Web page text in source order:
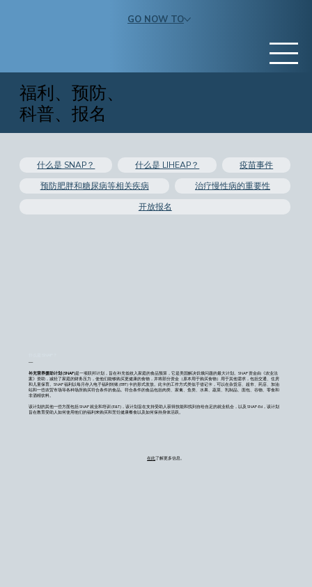
GO NOW TO
福利、预防、
科普、报名
什么是 SNAP？ 什么是 LIHEAP？
疫苗事件
预防肥胖和糖尿病等相关疾病
治疗慢性病的重要性
开放报名
—
补充营养援助计划 (SNAP)是一项联邦计划，旨在补充低收入家庭的食品预算，它是美国解决饥饿问题的最大计划。SNAP 资金由《农业法
案》资助，减轻了家庭的财务压力，使他们能够购买更健康的食物，并将部分资金（原本用于购买食物）用于其他需求，包括交通、住房
和儿童保育。SNAP 福利以每月存入电子福利转账 (EBT) 卡的形式发放。此卡的工作方式类似于借记卡，可以在杂货店、超市、药店、加油
站和一些农贸市场等各种场所购买符合条件的食品。符合条件的食品包括肉类、家禽、鱼类、水果、蔬菜、乳制品、面包、谷物、零食和
非酒精饮料。
该计划的其他一些方面包括 SNAP 就业和培训 (E&T)，该计划旨在支持受助人获得技能和找到自给自足的就业机会，以及 SNAP-Ed，该计划
旨在教育受助人如何使用他们的福利来购买和烹饪健康餐食以及如何保持身体活跃。
在此了解更多信息。